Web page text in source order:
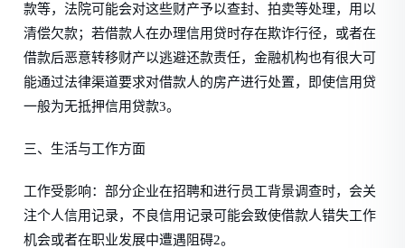
款等，法院可能会对这些财产予以查封、拍卖等处理，用以
清偿欠款；若借款人在办理信用贷时存在欺诈行径，或者在
借款后恶意转移财产以逃避还款责任，金融机构也有很大可
能通过法律渠道要求对借款人的房产进行处置，即使信用贷
一般为无抵押信用贷款3。
三、生活与工作方面
工作受影响：部分企业在招聘和进行员工背景调查时，会关
注个人信用记录，不良信用记录可能会致使借款人错失工作
机会或者在职业发展中遭遇阻碍2。